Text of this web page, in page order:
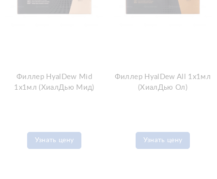
Филлер HyalDew Mid
1x1мл (ХиалДью Мид)
Узнать цену
Филлер HyalDew All 1x1мл
(ХиалДью Ол)
Узнать цену